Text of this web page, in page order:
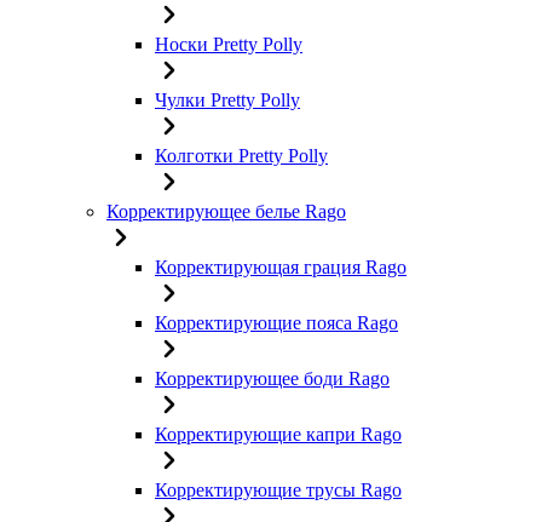
Носки Pretty Polly
Чулки Pretty Polly
Колготки Pretty Polly
Корректирующее белье Rago
Корректирующая грация Rago
Корректирующие пояса Rago
Корректирующее боди Rago
Корректирующие капри Rago
Корректирующие трусы Rago